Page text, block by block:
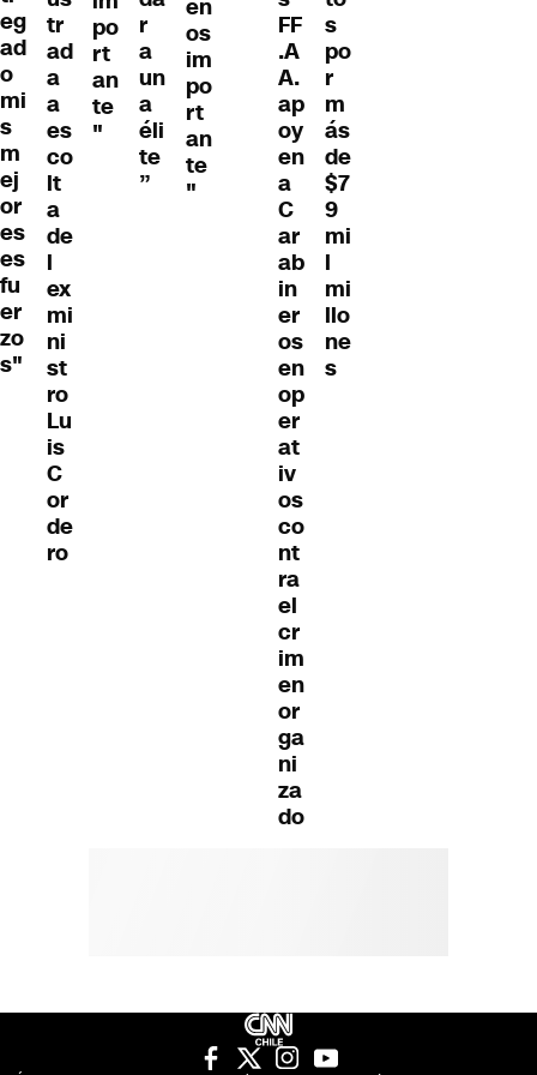
eg
ad
o
mi
s
m
ej
or
es
es
fu
er
zo
s"
tr
ad
a
a
es
co
lt
a
de
l
ex
mi
ni
st
ro
Lu
is
C
or
de
ro
po
rt
an
te
"
r
a
un
a
éli
te
”
en
os
im
po
rt
an
te
"
FF
.A
A.
ap
oy
en
a
C
ar
ab
in
er
os
en
op
er
at
iv
os
co
nt
ra
el
cr
im
en
or
ga
ni
za
do
s
po
r
m
ás
de
$7
9
mi
l
mi
llo
ne
s